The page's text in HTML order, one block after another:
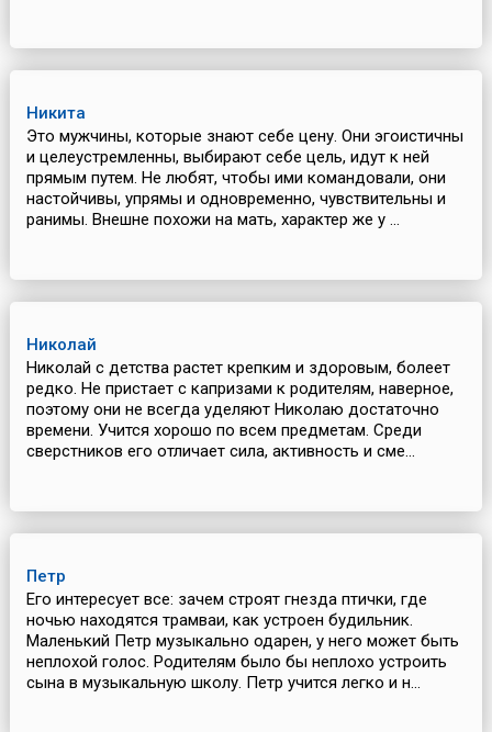
Никита
Это мужчины, которые знают себе цену. Они эгоистичны
и целеустремленны, выбирают себе цель, идут к ней
прямым путем. Не любят, чтобы ими командовали, они
настойчивы, упрямы и одновременно, чувствительны и
ранимы. Внешне похожи на мать, характер же у ...
Николай
Николай с детства растет крепким и здоровым, болеет
редко. Не пристает с капризами к родителям, наверное,
поэтому они не всегда уделяют Николаю достаточно
времени. Учится хорошо по всем предметам. Среди
сверстников его отличает сила, активность и сме...
Петр
Его интересует все: зачем строят гнезда птички, где
ночью находятся трамваи, как устроен будильник.
Маленький Петр музыкально одарен, у него может быть
неплохой голос. Родителям было бы неплохо устроить
сына в музыкальную школу. Петр учится легко и н...